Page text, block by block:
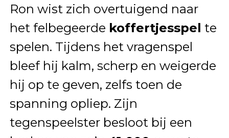
Ron wist zich overtuigend naar
het felbegeerde koffertjesspel te
spelen. Tijdens het vragenspel
bleef hij kalm, scherp en weigerde
hij op te geven, zelfs toen de
spanning opliep. Zijn
tegenspeelster besloot bij een